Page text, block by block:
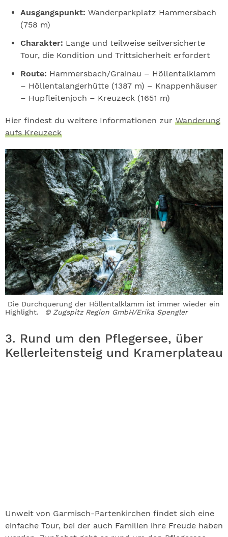
Ausgangspunkt: Wanderparkplatz Hammersbach
(758 m)
Charakter: Lange und teilweise seilversicherte
Tour, die Kondition und Trittsicherheit erfordert
Route: Hammersbach/Grainau – Höllentalklamm
– Höllentalangerhütte (1387 m) – Knappenhäuser
– Hupfleitenjoch – Kreuzeck (1651 m)
Hier findest du weitere Informationen zur Wanderung
aufs Kreuzeck
Die Durchquerung der Höllentalklamm ist immer wieder ein
Highlight.
© Zugspitz Region GmbH/Erika Spengler
3. Rund um den Pflegersee, über
Kellerleitensteig und Kramerplateau
Unweit von Garmisch-Partenkirchen findet sich eine
einfache Tour, bei der auch Familien ihre Freude haben